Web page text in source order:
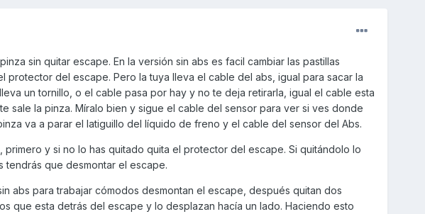
sin quitar escape. En la versión sin abs es facil cambiar las pastillas
protector del escape. Pero la tuya lleva el cable del abs, igual para sacar la
un tornillo, o el cable pasa por hay y no te deja retirarla, igual el cable esta
sale la pinza. Míralo bien y sigue el cable del sensor para ver si ves donde
va a parar el latiguillo del líquido de freno y el cable del sensor del Abs.
y si no lo has quitado quita el protector del escape. Si quitándolo lo
que desmontar el escape.
abs para trabajar cómodos desmontan el escape, después quitan dos
que esta detrás del escape y lo desplazan hacía un lado. Haciendo esto